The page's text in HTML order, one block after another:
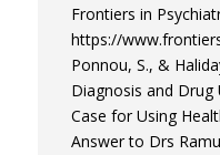
Frontiers in
https://
Ponnou, S., &
Diagnosis and Drug
Case for Using
Answer to Drs